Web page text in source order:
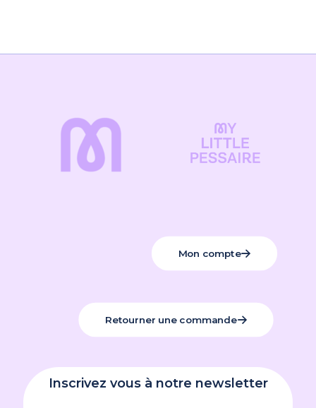
Détails
Poids : 0,71 kg
Format : 25,2 x 19 cm
Mon compte
Retourner une commande
Inscrivez vous à notre newsletter